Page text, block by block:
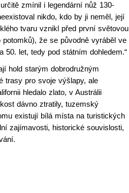
zmínil i legendární nůž 130-
nikdo, kdo by ji neměl, její
tvaru vznikl před první světovou
že se původně vyráběl ve
let, tedy pod státním dohledem.“
hold starým dobrodružným
trasy pro svoje výšlapy, ale
hledalo zlato, v Austrálii
dávno ztratily, tuzemský
existují bílá místa na turistických
zajímavosti, historické souvislosti,